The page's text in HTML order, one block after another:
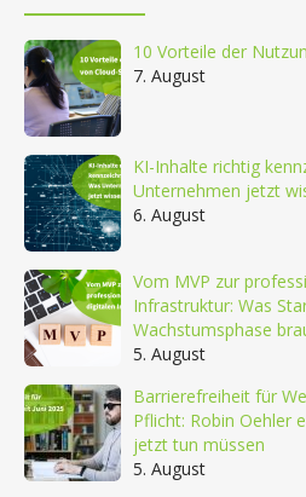
10 Vorteile der
7. August
KI-Inhalte richtig
Unternehmen jetzt
6. August
Vom MVP zur
Infrastruktur: Was
Wachstumsphase
5. August
Barrierefreiheit für
Pflicht: Robin Oehler
jetzt tun müssen
5. August